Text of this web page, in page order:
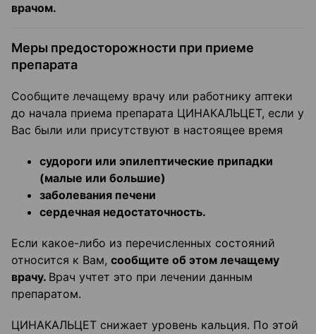
врачом.
Меры предосторожности при приеме
препарата
Сообщите лечащему врачу или работнику аптеки
до начала приема препарата ЦИНАКАЛЬЦЕТ, если у
Вас были или присутствуют в настоящее время
судороги или эпилептические припадки
(малые или большие)
заболевания печени
сердечная недостаточность.
Если какое-либо из перечисленных состояний
относится к Вам, сообщите об этом лечащему
врачу. Врач учтет это при лечении данным
препаратом.
ЦИНАКАЛЬЦЕТ снижает уровень кальция. По этой